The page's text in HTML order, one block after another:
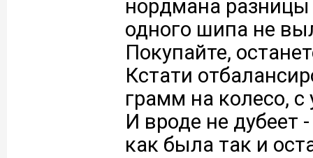
нордмана разницы
одного шипа не
Покупайте,
Кстати
грамм на колесо,
И вроде не дубеет
как была так и